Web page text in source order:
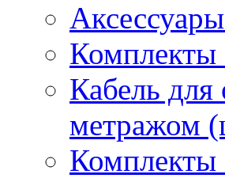
Комплекты
Кабель для
метражом
Комплекты